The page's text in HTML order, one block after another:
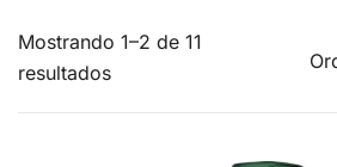
Mostrando 1–2 de 11
resultados